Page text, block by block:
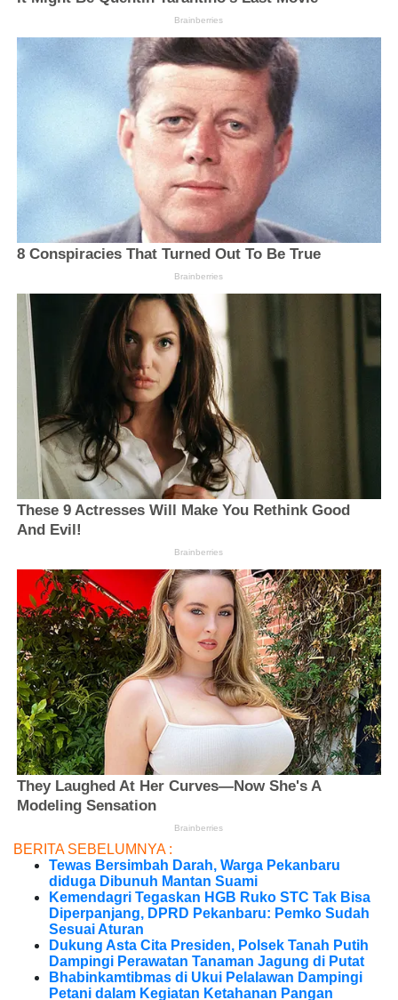
BERITA SEBELUMNYA :
Tewas Bersimbah Darah, Warga Pekanbaru
diduga Dibunuh Mantan Suami
Kemendagri Tegaskan HGB Ruko STC Tak Bisa
Diperpanjang, DPRD Pekanbaru: Pemko Sudah
Sesuai Aturan
Dukung Asta Cita Presiden, Polsek Tanah Putih
Dampingi Perawatan Tanaman Jagung di Putat
Bhabinkamtibmas di Ukui Pelalawan Dampingi
Petani dalam Kegiatan Ketahanan Pangan